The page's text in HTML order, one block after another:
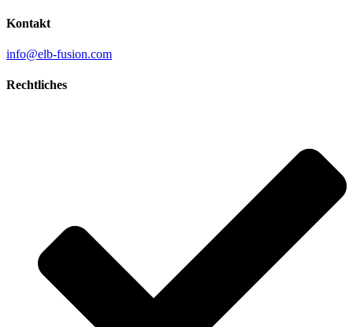
Kontakt
info@elb-fusion.com
Rechtliches